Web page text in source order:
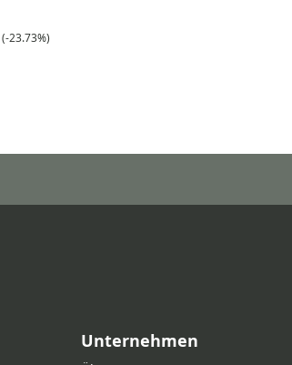
(-23.73%)
Unternehmen